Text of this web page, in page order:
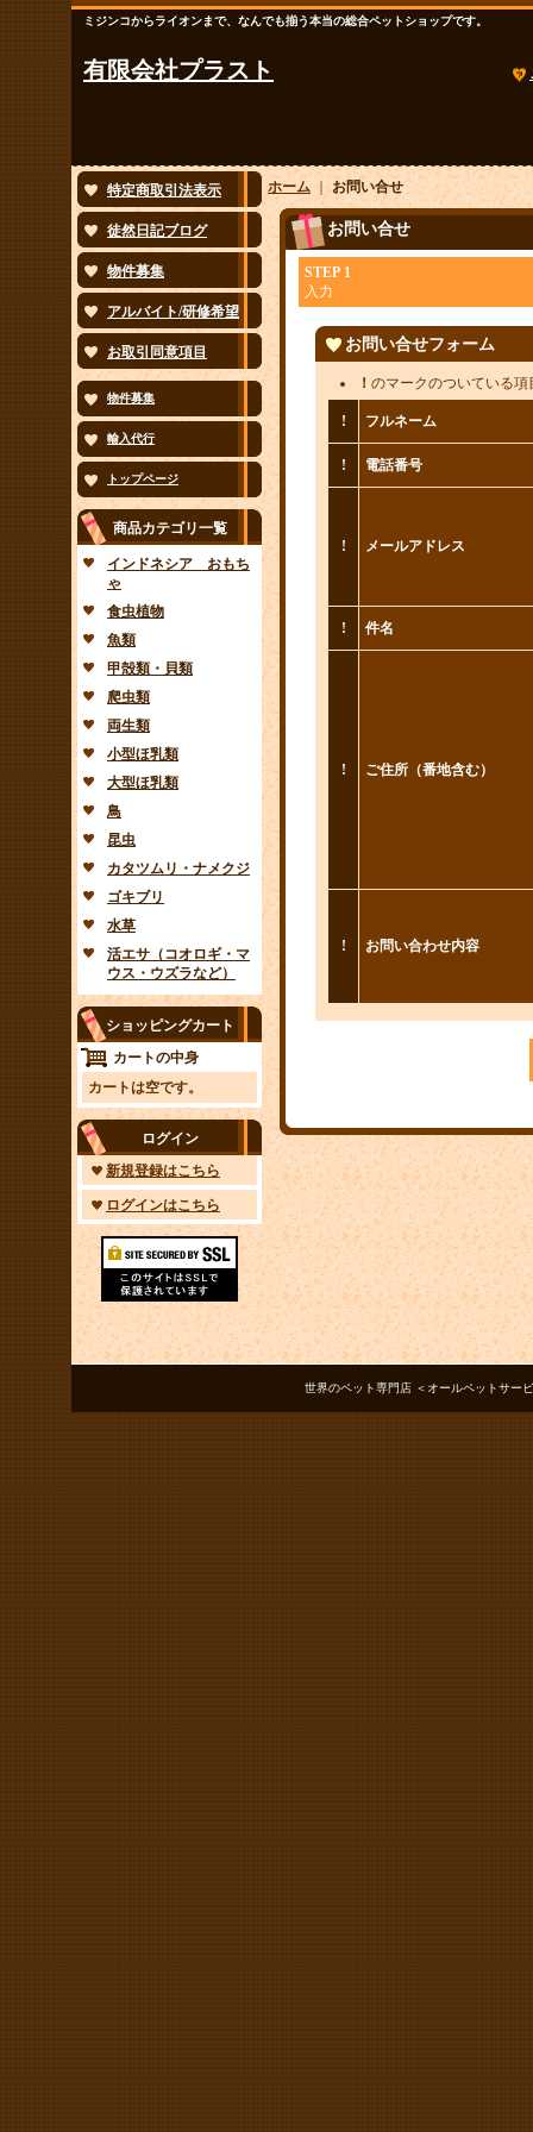
ミジンコからライオンまで、なんでも揃う本当の総合ペットショップです。
有限会社プラスト
特定商取引法表示
徒然日記ブログ
物件募集
アルバイト/研修希望
お取引同意項目
物件募集
輸入代行
トップページ
商品カテゴリ一覧
インドネシア おもち
ゃ
食虫植物
魚類
甲殻類・貝類
爬虫類
両生類
小型ほ乳類
大型ほ乳類
鳥
昆虫
カタツムリ・ナメクジ
ゴキブリ
水草
活エサ（コオロギ・マ
ウス・ウズラなど）
ショッピングカート
カートの中身
カートは空です。
ログイン
新規登録はこちら
ログインはこちら
ホーム｜お問い合せ
お問い合せ
STEP 1
入力
お問い合せフォーム
！ のマークのついている
! フルネーム
! 電話番号
! メールアドレス
! 件名
! ご住所（番地含む）
! お問い合わせ内容
世界のペット専門店 ＜オールペットサー